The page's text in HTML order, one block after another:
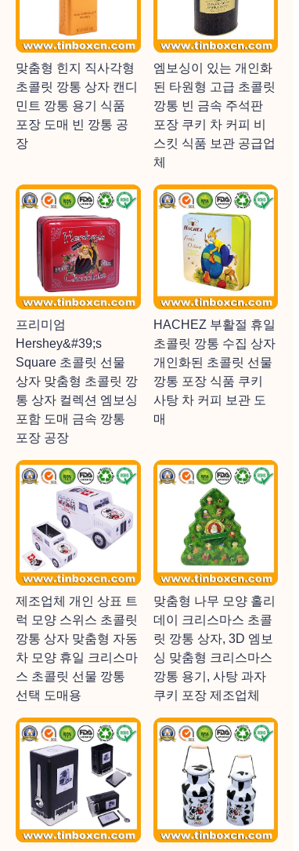
맞춤형 힌지 직사각형
초콜릿 깡통 상자 캔디
민트 깡통 용기 식품
포장 도매 빈 깡통 공
장
엠보싱이 있는 개인화
된 타원형 고급 초콜릿
깡통 빈 금속 주석판
포장 쿠키 차 커피 비
스킷 식품 보관 공급업
체
프리미엄
Hershey&#39;s
Square 초콜릿 선물
상자 맞춤형 초콜릿 깡
통 상자 컬렉션 엠보싱
포함 도매 금속 깡통
포장 공장
HACHEZ 부활절 휴일
초콜릿 깡통 수집 상자
개인화된 초콜릿 선물
깡통 포장 식품 쿠키
사탕 차 커피 보관 도
매
제조업체 개인 상표 트
럭 모양 스위스 초콜릿
깡통 상자 맞춤형 자동
차 모양 휴일 크리스마
스 초콜릿 선물 깡통
선택 도매용
맞춤형 나무 모양 홀리
데이 크리스마스 초콜
릿 깡통 상자, 3D 엠보
싱 맞춤형 크리스마스
깡통 용기, 사탕 과자
쿠키 포장 제조업체